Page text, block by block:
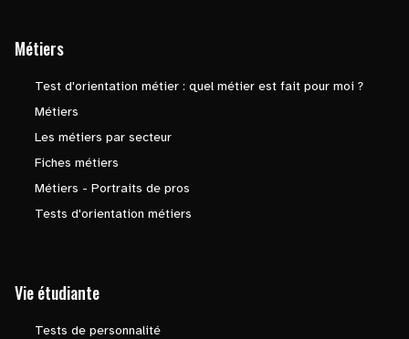
Métiers
Test d'orientation métier : quel métier est fait pour moi ?
Métiers
Les métiers par secteur
Fiches métiers
Métiers - Portraits de pros
Tests d'orientation métiers
Vie étudiante
Tests de personnalité